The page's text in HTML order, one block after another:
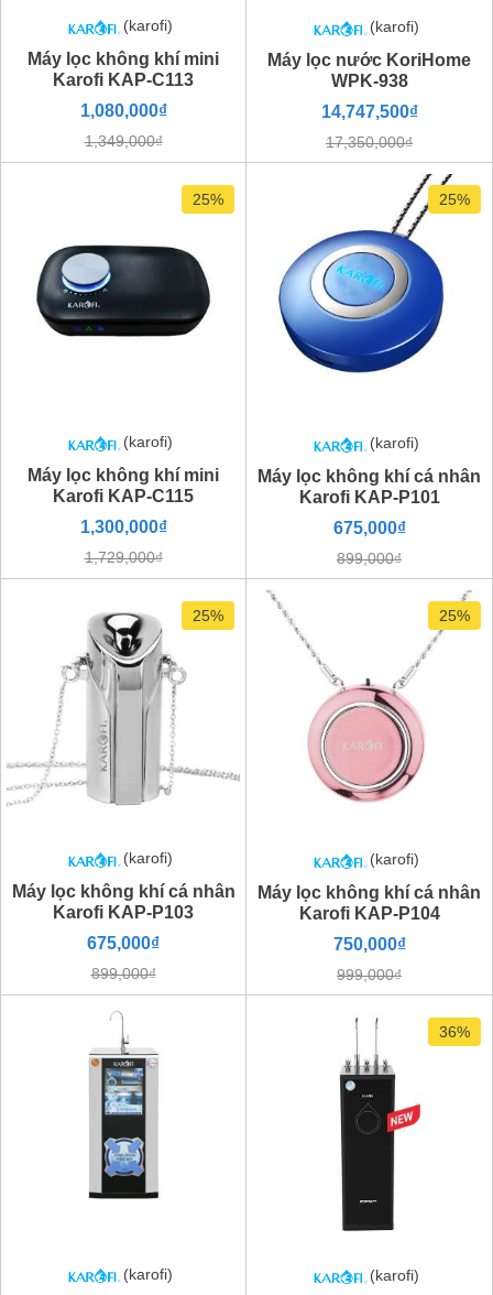
(karofi)
Máy lọc không khí mini
Karofi KAP-C113
1,080,000₫
1,349,000₫
(karofi)
Máy lọc nước KoriHome
WPK-938
14,747,500₫
17,350,000₫
25%
(karofi)
Máy lọc không khí mini
Karofi KAP-C115
1,300,000₫
1,729,000₫
25%
(karofi)
Máy lọc không khí cá nhân
Karofi KAP-P101
675,000₫
899,000₫
25%
(karofi)
Máy lọc không khí cá nhân
Karofi KAP-P103
675,000₫
899,000₫
25%
(karofi)
Máy lọc không khí cá nhân
Karofi KAP-P104
750,000₫
999,000₫
(karofi)
36%
(karofi)